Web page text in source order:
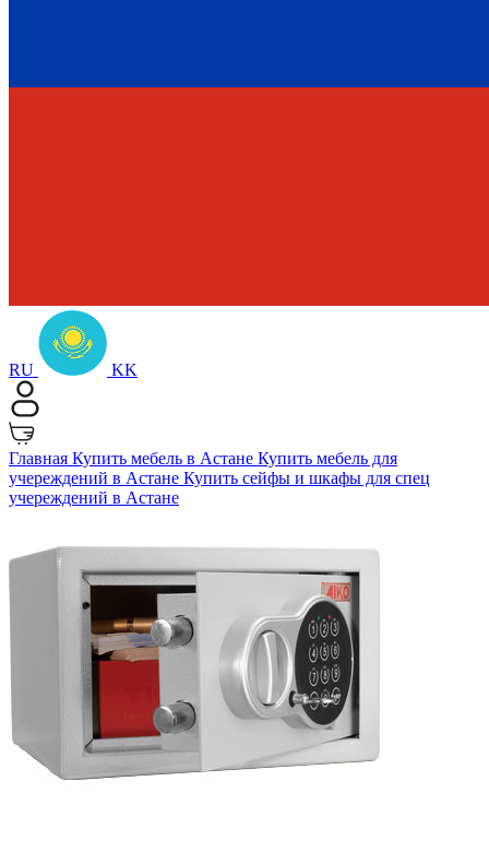
RU KK
Главная Купить мебель в Астане Купить мебель для
учереждений в Астане Купить сейфы и шкафы для спец
учереждений в Астане